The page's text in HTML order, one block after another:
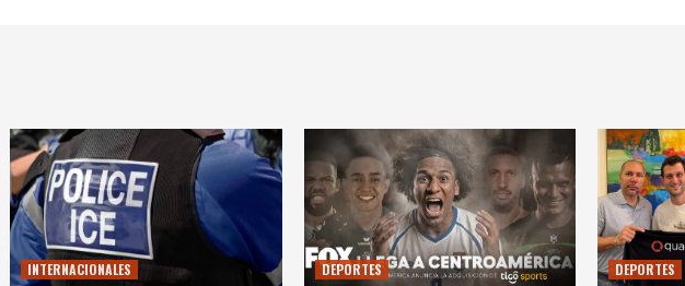
INTERNACIONALES DEPORTES DEPORTES